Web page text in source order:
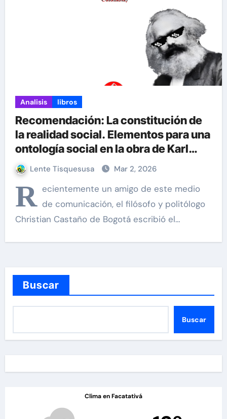
Analisis libros
Recomendación: La constitución de
la realidad social. Elementos para una
ontología social en la obra de Karl
Marx por Christian Castaño
Lente Tisquesusa Mar 2, 2026
R ecientemente un amigo de este medio
de comunicación, el filósofo y politólogo
Christian Castaño de Bogotá escribió el…
Buscar
Buscar
Clima en Facatativá